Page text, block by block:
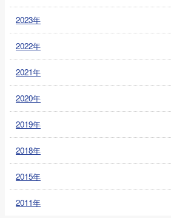
2023年
2022年
2021年
2020年
2019年
2018年
2015年
2011年